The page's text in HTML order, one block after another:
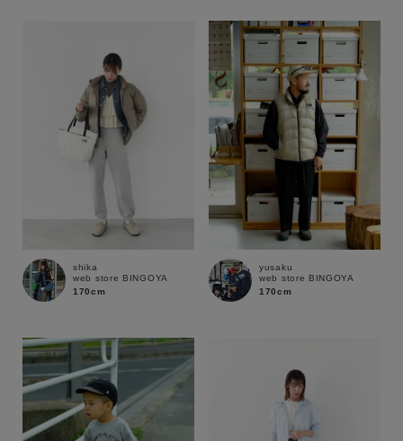
MENS LADIES KIDS
カテゴリ
ブランド
shika
web store BINGOYA
170cm
yusaku
web store BINGOYA
170cm